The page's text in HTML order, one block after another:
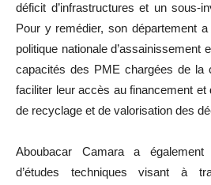
déficit d’infrastructures et un sous-
Pour y remédier, son département
politique nationale d’assainissement
capacités des PME chargées de la
faciliter leur accès au financement et
de recyclage et de valorisation des
Aboubacar Camara a
d’études techniques visant à